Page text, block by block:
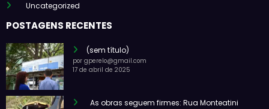
Uncategorized
POSTAGENS RECENTES
(sem título)
por gperelo@gmail.com
17 de abril de 2025
As obras seguem firmes: Rua Monteatini